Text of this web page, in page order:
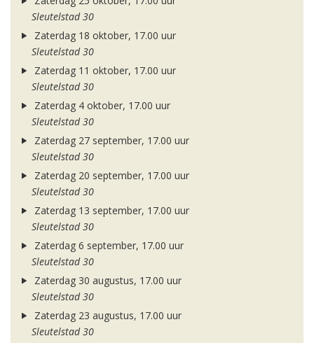
Sleutelstad 30
Zaterdag 18 oktober, 17.00 uur
Sleutelstad 30
Zaterdag 11 oktober, 17.00 uur
Sleutelstad 30
Zaterdag 4 oktober, 17.00 uur
Sleutelstad 30
Zaterdag 27 september, 17.00 uur
Sleutelstad 30
Zaterdag 20 september, 17.00 uur
Sleutelstad 30
Zaterdag 13 september, 17.00 uur
Sleutelstad 30
Zaterdag 6 september, 17.00 uur
Sleutelstad 30
Zaterdag 30 augustus, 17.00 uur
Sleutelstad 30
Zaterdag 23 augustus, 17.00 uur
Sleutelstad 30